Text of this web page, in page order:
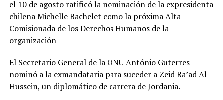
el 10 de agosto ratificó la nominación de la expresidenta
chilena Michelle Bachelet como la próxima Alta
Comisionada de los Derechos Humanos de la
organización
El Secretario General de la ONU António Guterres
nominó a la exmandataria para suceder a Zeid Ra’ad Al-
Hussein, un diplomático de carrera de Jordania.